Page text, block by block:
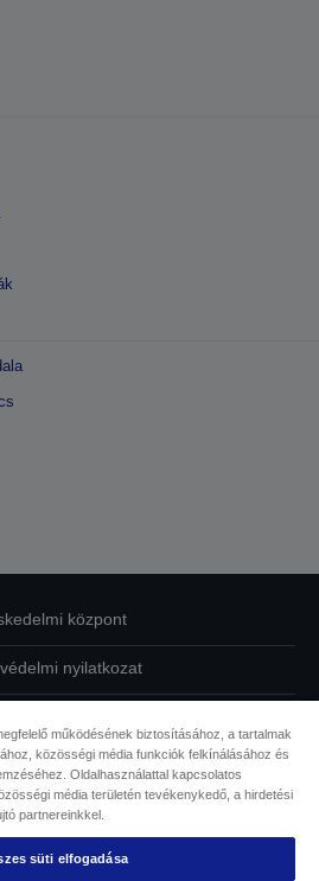
központ
nyilatkozat
információk
az akadálymentesség mellett
működésének biztosításához, a tartalmak
közösségi média funkciók felkínálásához és
Oldalhasználattal kapcsolatos
média területén tevékenykedő, a hirdetési
partnereinkkel.
süti elfogadása